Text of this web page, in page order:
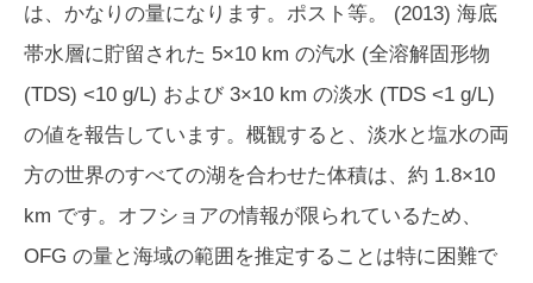
は、かなりの量になります。ポスト等。 (2013) 海底
帯水層に貯留された 5×10 km の汽水 (全溶解固形物
(TDS) <10 g/L) および 3×10 km の淡水 (TDS <1 g/L)
の値を報告しています。概観すると、淡水と塩水の両
方の世界のすべての湖を合わせた体積は、約 1.8×10
km です。オフショアの情報が限られているため、
OFG の量と海域の範囲を推定することは特に困難で